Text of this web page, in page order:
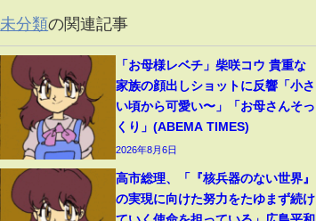
未分類の関連記事
「お母様レベチ」柴咲コウ 貴重な
家族の顔出しショットに反響「小さ
い頃から可愛い〜」「お母さんそっ
くり」(ABEMA TIMES)
2026年8月6日
高市総理、「『核兵器のない世界』
の実現に向けた努力をたゆまず続け